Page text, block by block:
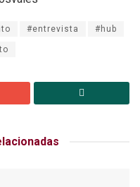
#entrevista #hub